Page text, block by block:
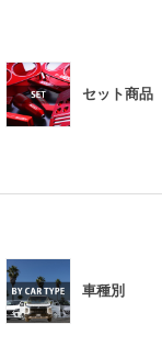
セット商品
車種別